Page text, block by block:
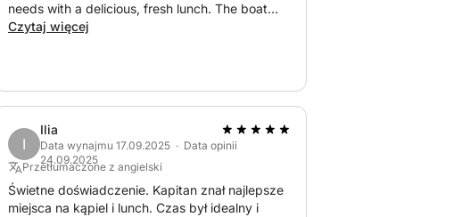
needs with a delicious, fresh lunch. The boat
was spacious, comfortable, and in excellent
Czytaj więcej
I
Ilia
Data wynajmu 17.09.2025 · Data opinii
24.09.2025
Przetłumaczone z angielski
Świetne doświadczenie. Kapitan znał najlepsze
miejsca na kąpiel i lunch. Czas był idealny i